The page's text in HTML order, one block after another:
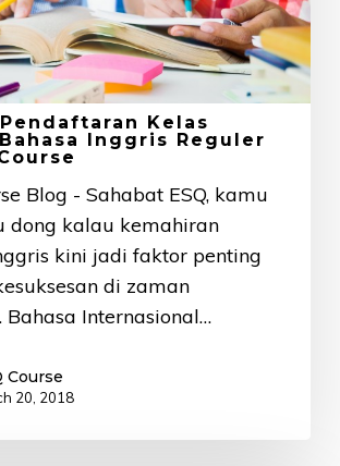
Kelas
Inggris Reguler
Blog - Sahabat ESQ, kamu
dong kalau kemahiran
kini jadi faktor penting
di zaman
Bahasa Internasional…
Course
20, 2018